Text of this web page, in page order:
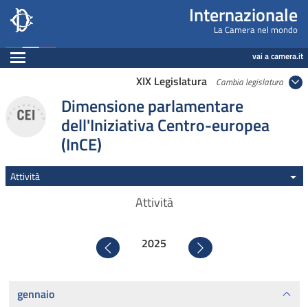
Internazionale, Camera dei Deputati -
Salta al contenuto principale
Salta al menu di navigazione Internazionale
La Camera nel mondo
Espandi vai a camera.it
XIX Legislatura Cambia legislatura
Dimensione parlamentare
dell'Iniziativa Centro-europea
(InCE)
Attività
Attività
Precedente2025 Successivo
gennaio
Navigazione pagine di servizio
Fine pagina
Salta al contenuto principale
Salta al menu di navigazione
Vai a inizio pagina